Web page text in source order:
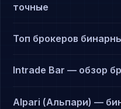
точные
Топ брокеров
Intrade Bar — обзор
Alpari (Альпари) —